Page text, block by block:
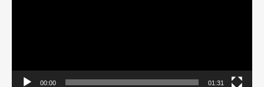
00:00 01:31